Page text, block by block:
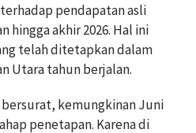
pendapatan asli
hingga akhir 2026. Hal ini
telah ditetapkan dalam
Utara tahun berjalan.
kemungkinan Juni
penetapan. Karena di